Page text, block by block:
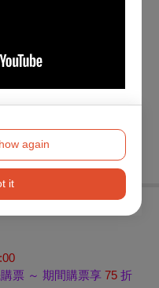
again
it
造端 Thinkers'
票 ～ 期間購票享 75 折